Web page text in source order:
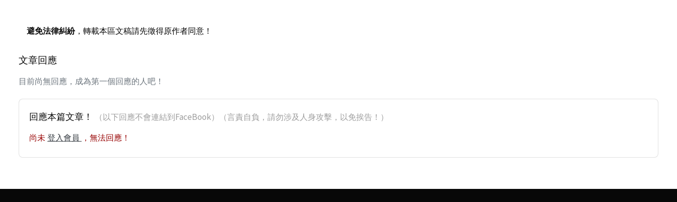
避免法律糾紛，轉載本區文稿請先徵得原作者同意！
文章回應
目前尚無回應，成為第一個回應的人吧！
回應本篇文章！ （以下回應不會連結到FaceBook）（言責自負，請勿涉及人身攻擊，以免挨告！）
尚未 登入會員 ，無法回應！